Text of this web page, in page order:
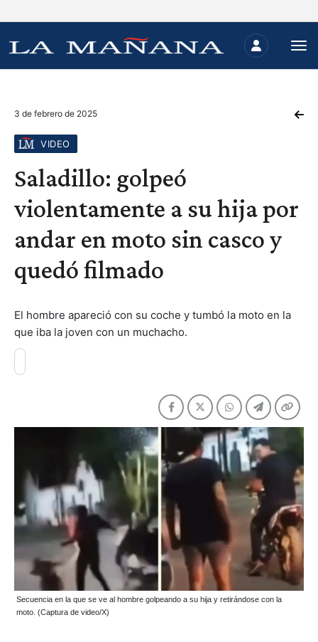
3 de febrero de 2025
VIDEO
Saladillo: golpeó
violentamente a su hija por
andar en moto sin casco y
quedó filmado
El hombre apareció con su coche y tumbó la moto en la
que iba la joven con un muchacho.
Secuencia en la que se ve al hombre golpeando a su hija y retirándose con la
moto. (Captura de video/X)